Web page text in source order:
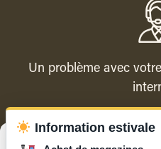
Un problème avec
Contacter le
Information estivale